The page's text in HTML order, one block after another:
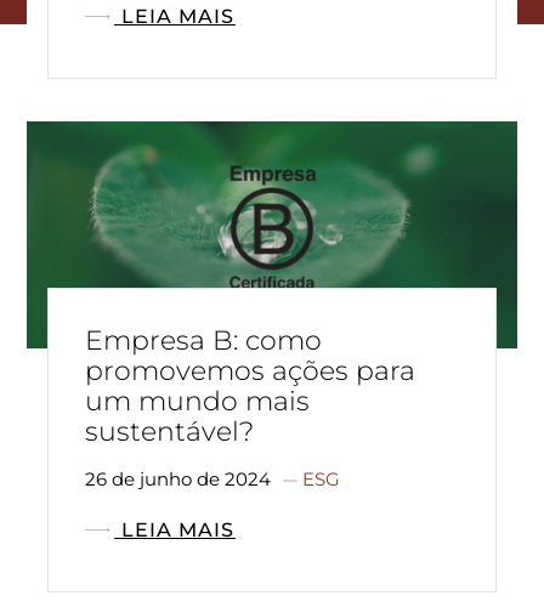
LEIA MAIS
Empresa B: como
promovemos ações para
um mundo mais
sustentável?
26 de junho de 2024 ESG
LEIA MAIS